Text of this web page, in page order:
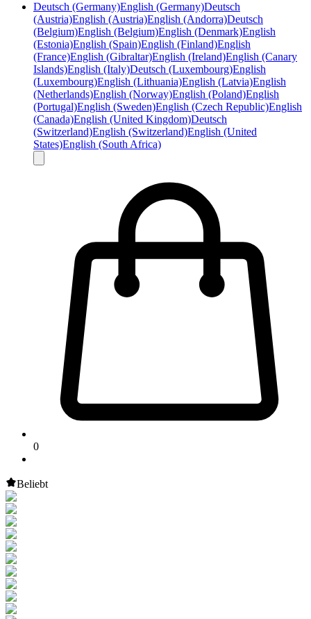
Deutsch (Germany)English (Germany)Deutsch
(Austria)English (Austria)English (Andorra)Deutsch
(Belgium)English (Belgium)English (Denmark)English
(Estonia)English (Spain)English (Finland)English
(France)English (Gibraltar)English (Ireland)English (Canary
Islands)English (Italy)Deutsch (Luxembourg)English
(Luxembourg)English (Lithuania)English (Latvia)English
(Netherlands)English (Norway)English (Poland)English
(Portugal)English (Sweden)English (Czech Republic)English
(Canada)English (United Kingdom)Deutsch
(Switzerland)English (Switzerland)English (United
States)English (South Africa)
0
Beliebt